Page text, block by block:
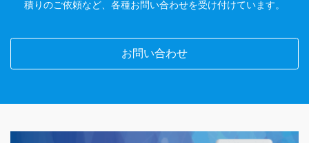
積りのご依頼など、各種お問い合わせを受け付けています。
お問い合わせ